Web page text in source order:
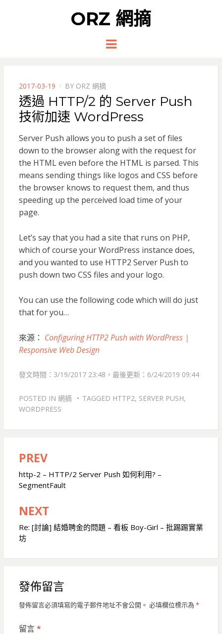
ORZ 網摘
Menu
POSTED
ON
2017-03-19 BY ORZ 網摘
透過 HTTP/2 的 Server Push
技術加速 WordPress
Server Push allows you to push a set of files
down to the browser along with the request for
the HTML even before the HTML is parsed. This
means sending things like logos and CSS before
the browser knows to request them, and thus
speeding up the perceived load time of your
page.
Let’s say that you had a site that runs on PHP,
which of course your WordPress instance does,
and you wanted to use HTTP2 Server Push to
push down two CSS files and your logo.
You can use the following code which will do just
that for you…
來源： Configuring HTTP2 Push with WordPress |
Responsive Web Design
發文時間：3/19/2017 23:48，最後更新：6/24/2019 09:44
POSTED IN 網摘 TAGGED HTTP2, SERVER PUSH,
WORDPRESS
文
章
導
覽
PREV
http-2 – HTTP/2 Server Push 如何利用? –
SegmentFault
NEXT
Re: [討論] 結婚聘金的問題 – 看板 Boy-Girl – 批踢踢實業
坊
發佈留言
發佈留言必須填寫的電子郵件地址不會公開。 必填欄位標示為 *
留言*